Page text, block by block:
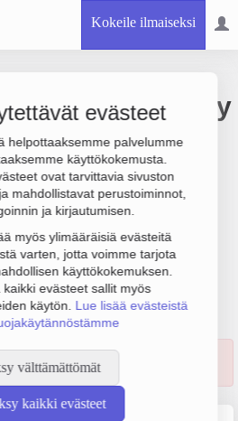
Kokeile ilmaiseksi
evästeet
helpottaaksemme palvelumme
käyttökokemusta.
ovat tarvittavia sivuston
mahdollistavat perustoiminnot,
ja kirjautumisen.
myös ylimääräisiä evästeitä
varten, jotta voimme tarjota
käyttökokemuksen.
kaikki evästeet sallit myös
käytön. Lue lisää evästeistä
välttämättömät
kaikki evästeet
Pesula Oy
liikevaihto on 9 milj. €, tulos
92. Sen päätoimiala on
1978 ja sijainti
Osakeyhtiö (OY).
Päättäjätiedot
01.05.2026.